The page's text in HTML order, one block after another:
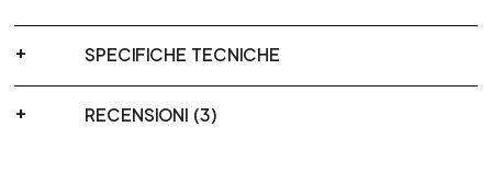
SPECIFICHE TECNICHE
RECENSIONI (3)